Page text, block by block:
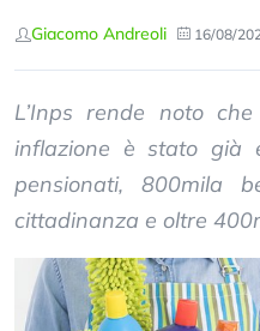
Giacomo Andreoli 16/08/
L’Inps rende noto
inflazione è stato già
pensionati, 800mila
cittadinanza e oltre